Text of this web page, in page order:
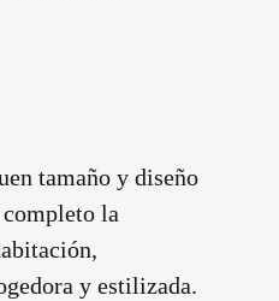
tamaño y diseño
la
y estilizada.